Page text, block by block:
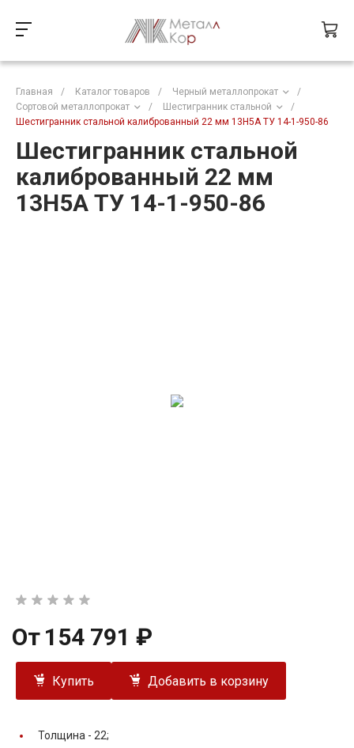
Главная / Каталог товаров / Черный металлопрокат
/
Сортовой металлопрокат
/ Шестигранник стальной
/
Шестигранник стальной калиброванный 22 мм 13Н5А ТУ 14-1-950-86
Шестигранник стальной
калиброванный 22 мм
13Н5А ТУ 14-1-950-86
От 154 791 ₽
Купить Добавить в корзину
Толщина - 22;